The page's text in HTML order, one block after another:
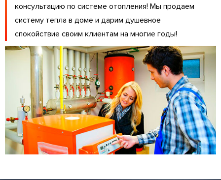
консультацию по системе отопления! Мы продаем
систему тепла в доме и дарим душевное
спокойствие своим клиентам на многие годы!